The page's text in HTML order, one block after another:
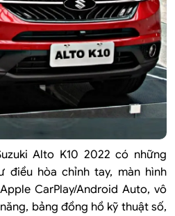
Alto K10 2022 có những
điều hòa chỉnh tay, màn hình
CarPlay/Android Auto, vô
bảng đồng hồ kỹ thuật số,